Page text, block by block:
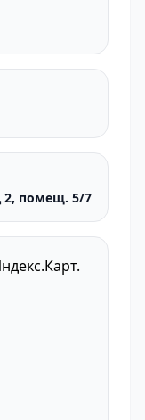
2, помещ. 5/7